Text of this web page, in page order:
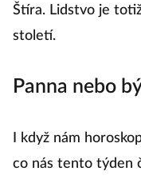
Štíra. Lidstvo je
století.
Panna nebo
I když nám
co nás tento týden